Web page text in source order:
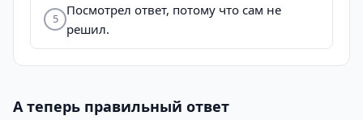
5
Посмотрел ответ, потому что сам не
решил.
А теперь правильный ответ